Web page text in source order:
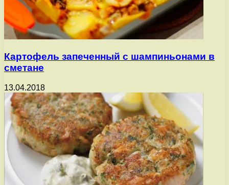
Картофель запеченный с шампиньонами в
сметане
13.04.2018